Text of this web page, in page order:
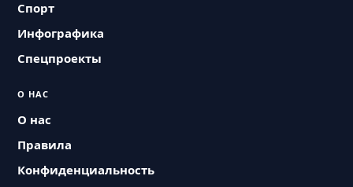
Спорт
Инфографика
Спецпроекты
О НАС
О нас
Правила
Конфиденциальность